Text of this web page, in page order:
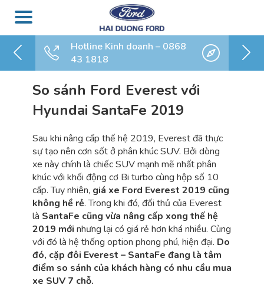
Hotline Kinh doanh – 0868
43 1818
So sánh Ford Everest với
Hyundai SantaFe 2019
Sau khi nâng cấp thế hệ 2019, Everest đã thực
sự tạo nên cơn sốt ở phân khúc SUV. Bởi dòng
xe này chính là chiếc SUV mạnh mẽ nhất phân
khúc với khối động cơ Bi turbo cùng hộp số 10
cấp. Tuy nhiên, giá xe Ford Everest 2019 cũng
không hề rẻ. Trong khi đó, đối thủ của Everest
là SantaFe cũng vừa nâng cấp xong thế hệ
2019 mới nhưng lại có giá rẻ hơn khá nhiều. Cùng
với đó là hệ thống option phong phú, hiện đại. Do
đó, cặp đôi Everest – SantaFe đang là tâm
điểm so sánh của khách hàng có nhu cầu mua
xe SUV 7 chỗ.